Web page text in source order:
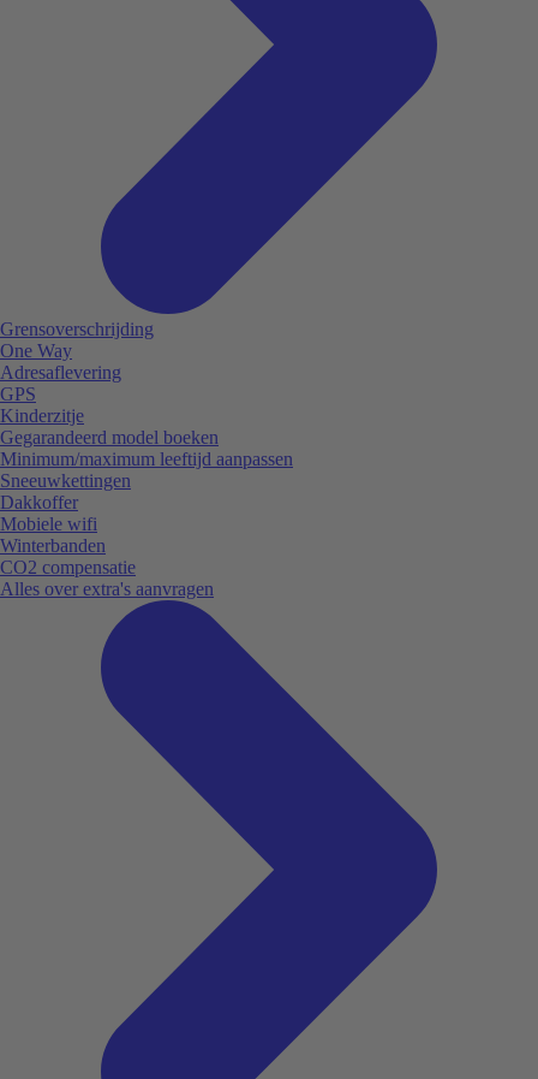
Grensoverschrijding
One Way
Adresaflevering
GPS
Kinderzitje
Gegarandeerd model boeken
Minimum/maximum leeftijd aanpassen
Sneeuwkettingen
Dakkoffer
Mobiele wifi
Winterbanden
CO2 compensatie
Alles over extra's aanvragen